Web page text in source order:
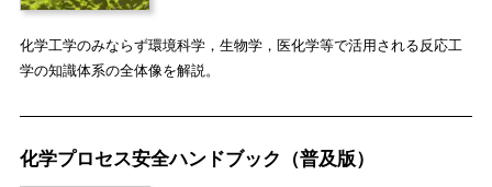
化学工学のみならず環境科学，生物学，医化学等で活用される反応工
学の知識体系の全体像を解説。
化学プロセス安全ハンドブック（普及版）